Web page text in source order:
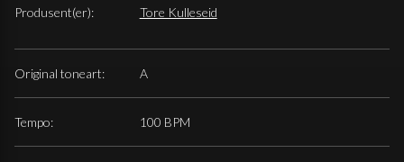
Produsent(er): Tore Kulleseid
Original toneart: A
Tempo: 100 BPM